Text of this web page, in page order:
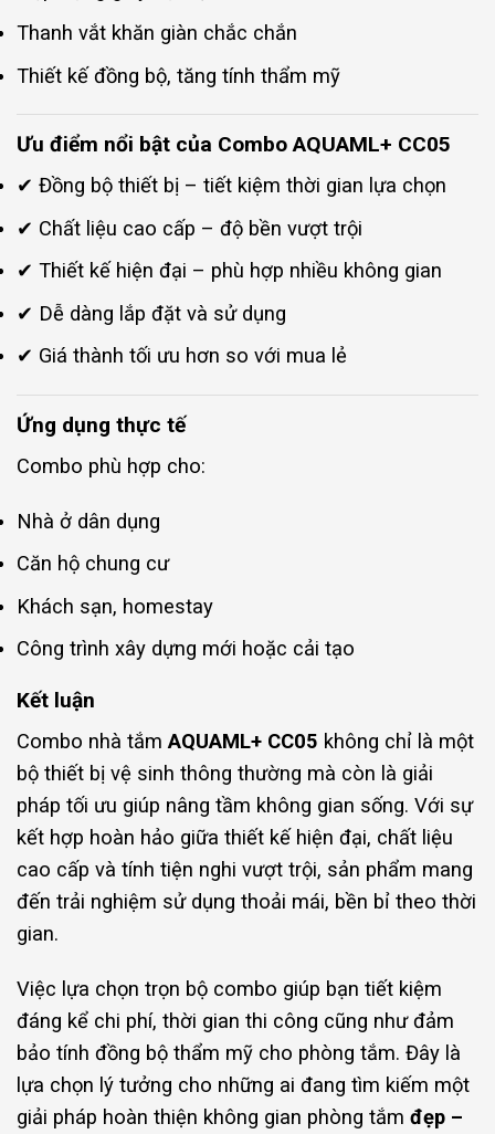
Thanh vắt khăn giàn chắc chắn
Thiết kế đồng bộ, tăng tính thẩm mỹ
Ưu điểm nổi bật của Combo AQUAML+ CC05
✔ Đồng bộ thiết bị – tiết kiệm thời gian lựa chọn
✔ Chất liệu cao cấp – độ bền vượt trội
✔ Thiết kế hiện đại – phù hợp nhiều không gian
✔ Dễ dàng lắp đặt và sử dụng
✔ Giá thành tối ưu hơn so với mua lẻ
Ứng dụng thực tế
Combo phù hợp cho:
Nhà ở dân dụng
Căn hộ chung cư
Khách sạn, homestay
Công trình xây dựng mới hoặc cải tạo
Kết luận
Combo nhà tắm AQUAML+ CC05 không chỉ là một
bộ thiết bị vệ sinh thông thường mà còn là giải
pháp tối ưu giúp nâng tầm không gian sống. Với sự
kết hợp hoàn hảo giữa thiết kế hiện đại, chất liệu
cao cấp và tính tiện nghi vượt trội, sản phẩm mang
đến trải nghiệm sử dụng thoải mái, bền bỉ theo thời
gian.
Việc lựa chọn trọn bộ combo giúp bạn tiết kiệm
đáng kể chi phí, thời gian thi công cũng như đảm
bảo tính đồng bộ thẩm mỹ cho phòng tắm. Đây là
lựa chọn lý tưởng cho những ai đang tìm kiếm một
giải pháp hoàn thiện không gian phòng tắm đẹp –